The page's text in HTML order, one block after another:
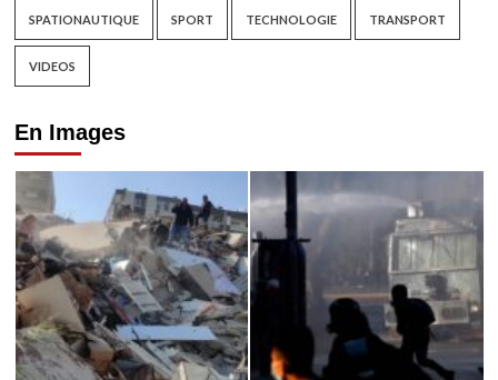
SPATIONAUTIQUE SPORT TECHNOLOGIE TRANSPORT
VIDEOS
En Images